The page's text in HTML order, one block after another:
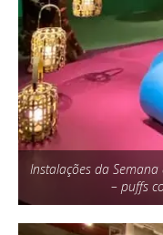
Instalações da
– puffs